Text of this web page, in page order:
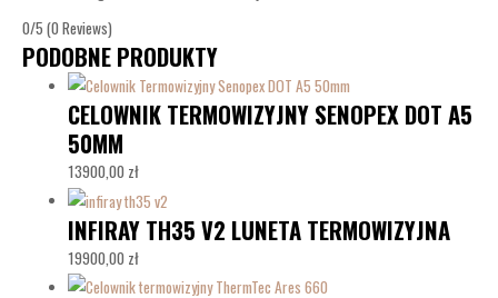
0/5 (0 Reviews)
PODOBNE PRODUKTY
CELOWNIK TERMOWIZYJNY SENOPEX DOT A5
50MM
13900,00 zł
INFIRAY TH35 V2 LUNETA TERMOWIZYJNA
19900,00 zł